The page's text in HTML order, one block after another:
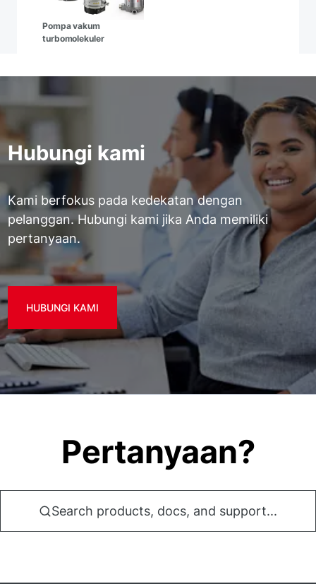
Pompa vakum
turbomolekuler
Hubungi kami
Kami berfokus pada kedekatan dengan
pelanggan. Hubungi kami jika Anda memiliki
pertanyaan.
HUBUNGI KAMI
Pertanyaan?
Search products, docs, and support...